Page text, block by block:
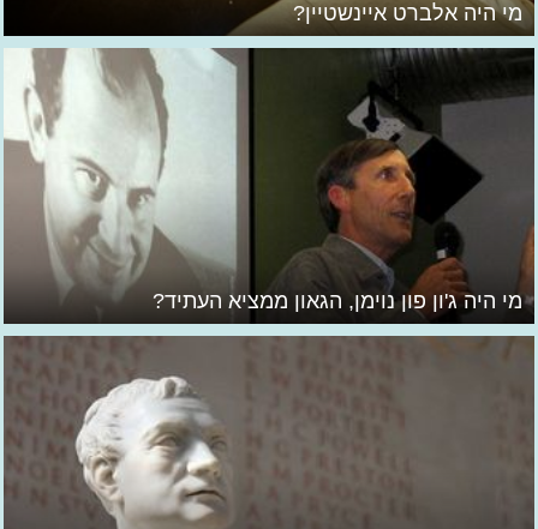
מי היה אלברט איינשטיין?
מי היה ג'ון פון נוימן, הגאון ממציא העתיד?